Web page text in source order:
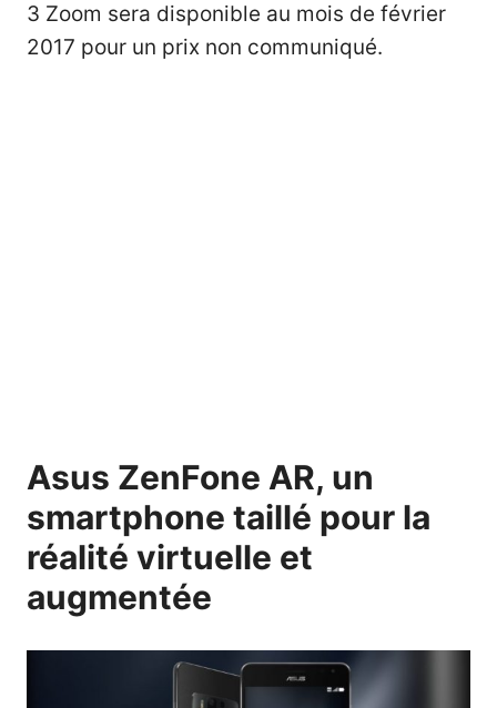
3 Zoom sera disponible au mois de février
2017 pour un prix non communiqué.
Asus ZenFone AR, un
smartphone taillé pour la
réalité virtuelle et
augmentée